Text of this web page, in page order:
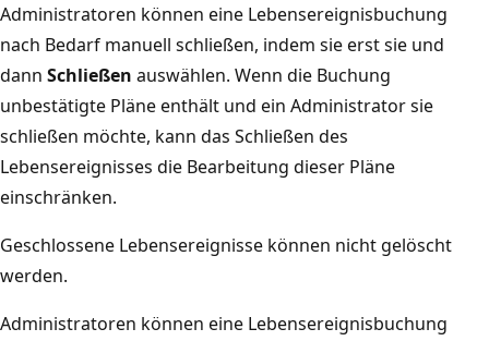
Administratoren können eine Lebensereignisbuchung
nach Bedarf manuell schließen, indem sie erst sie und
dann Schließen auswählen. Wenn die Buchung
unbestätigte Pläne enthält und ein Administrator sie
schließen möchte, kann das Schließen des
Lebensereignisses die Bearbeitung dieser Pläne
einschränken.
Geschlossene Lebensereignisse können nicht gelöscht
werden.
Administratoren können eine Lebensereignisbuchung